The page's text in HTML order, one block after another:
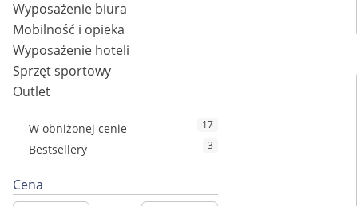
Wyposażenie biura
Mobilność i opieka
Wyposażenie hoteli
Sprzęt sportowy
Outlet
W obniżonej cenie 17
Bestsellery 3
Cena